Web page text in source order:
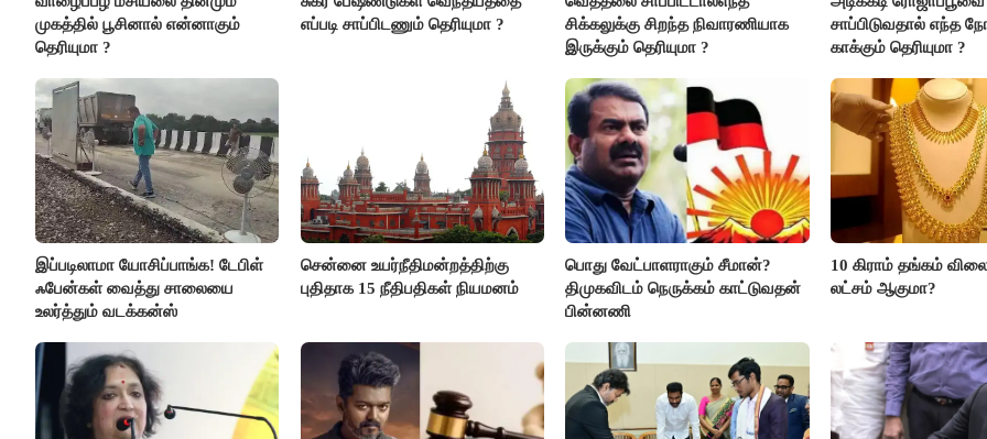
முகத்தில் பூசினால் என்னாகும்
தெரியுமா ?
எப்படி சாப்பிடணும் தெரியுமா ?
சிக்கலுக்கு சிறந்த நிவாரணியாக
இருக்கும் தெரியுமா ?
சாப்பிடுவதால் எந்த
காக்கும் தெரியுமா ?
இப்படிலாமா யோசிப்பாங்க! டேபிள்
ஃபேன்கள் வைத்து சாலையை
உலர்த்தும் வடக்கன்ஸ்
சென்னை உயர்நீதிமன்றத்திற்கு
புதிதாக 15 நீதிபதிகள் நியமனம்
பொது வேட்பாளராகும் சீமான்?
திமுகவிடம் நெருக்கம் காட்டுவதன்
பின்னணி
10 கிராம் தங்கம்
லட்சம் ஆகுமா?